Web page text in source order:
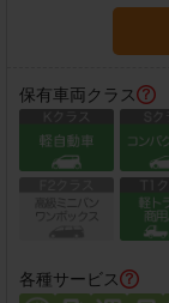
保有車両クラス
各種サービス